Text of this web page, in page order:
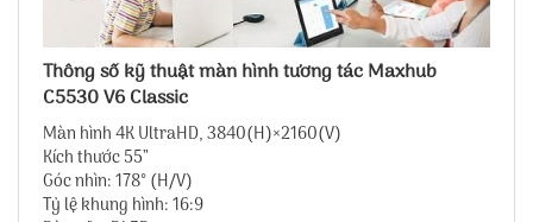
Thông số kỹ thuật màn hình tương tác Maxhub
C5530 V6 Classic
Màn hình 4K UltraHD, 3840(H)×2160(V)
Kích thước 55”
Góc nhìn: 178° (H/V)
Tỷ lệ khung hình: 16:9